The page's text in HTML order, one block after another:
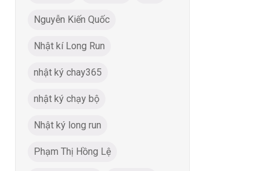
Nguyễn Kiến Quốc
Nhật kí Long Run
nhật ký chay365
nhật ký chạy bộ
Nhật ký long run
Phạm Thị Hồng Lệ